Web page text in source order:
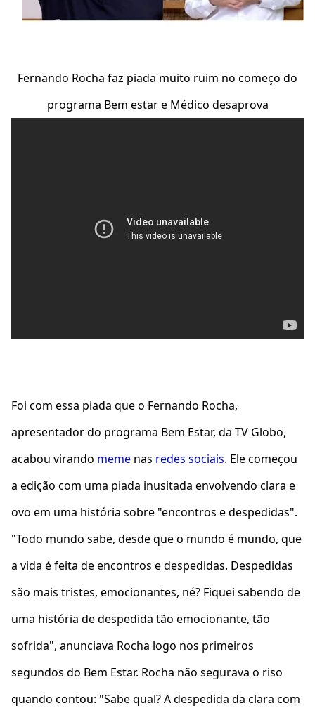
Fernando Rocha faz piada muito ruim no começo do
programa Bem estar e Médico desaprova
Foi com essa piada que o Fernando Rocha,
apresentador do programa Bem Estar, da TV Globo,
acabou virando meme nas redes sociais. Ele começou
a edição com uma piada inusitada envolvendo clara e
ovo em uma história sobre "encontros e despedidas".
"Todo mundo sabe, desde que o mundo é mundo, que
a vida é feita de encontros e despedidas. Despedidas
são mais tristes, emocionantes, né? Fiquei sabendo de
uma história de despedida tão emocionante, tão
sofrida", anunciava Rocha logo nos primeiros
segundos do Bem Estar. Rocha não segurava o riso
quando contou: "Sabe qual? A despedida da clara com